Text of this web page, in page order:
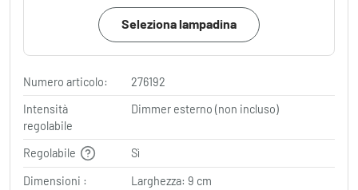
Seleziona lampadina
Numero articolo:
276192
Intensità
regolabile
Dimmer esterno (non incluso)
Regolabile Sì
Dimensioni :
Larghezza: 9 cm